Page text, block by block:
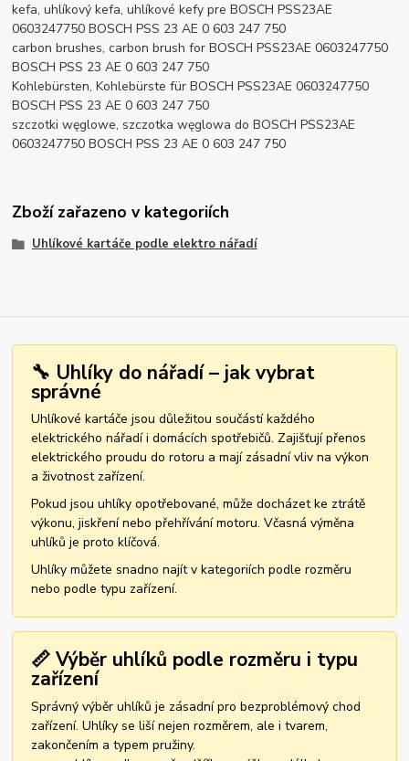
kefa, uhlíkový kefa, uhlíkové kefy pre BOSCH PSS23AE
0603247750 BOSCH PSS 23 AE 0 603 247 750
carbon brushes, carbon brush for BOSCH PSS23AE 0603247750
BOSCH PSS 23 AE 0 603 247 750
Kohlebürsten, Kohlebürste für BOSCH PSS23AE 0603247750
BOSCH PSS 23 AE 0 603 247 750
szczotki węglowe, szczotka węglowa do BOSCH PSS23AE
0603247750 BOSCH PSS 23 AE 0 603 247 750
Zboží zařazeno v kategoriích
Uhlíkové kartáče podle elektro nářadí
🔧 Uhlíky do nářadí – jak vybrat
správné
Uhlíkové kartáče jsou důležitou součástí každého
elektrického nářadí i domácích spotřebičů. Zajišťují přenos
elektrického proudu do rotoru a mají zásadní vliv na výkon
a životnost zařízení.
Pokud jsou uhlíky opotřebované, může docházet ke ztrátě
výkonu, jiskření nebo přehřívání motoru. Včasná výměna
uhlíků je proto klíčová.
Uhlíky můžete snadno najít v kategoriích podle rozměru
nebo podle typu zařízení.
📏 Výběr uhlíků podle rozměru i typu
zařízení
Správný výběr uhlíků je zásadní pro bezproblémový chod
zařízení. Uhlíky se liší nejen rozměrem, ale i tvarem,
zakončením a typem pružiny.